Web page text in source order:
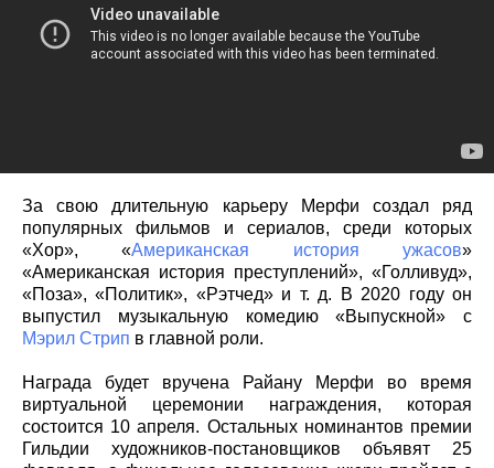
За свою длительную карьеру Мерфи создал ряд
популярных фильмов и сериалов, среди которых
«Хор», «Американская история ужасов»
«Американская история преступлений», «Голливуд»,
«Поза», «Политик», «Рэтчед» и т. д. В 2020 году он
выпустил музыкальную комедию «Выпускной» с
Мэрил Стрип в главной роли.
Награда будет вручена Райану Мерфи во время
виртуальной церемонии награждения, которая
состоится 10 апреля. Остальных номинантов премии
Гильдии художников-постановщиков объявят 25